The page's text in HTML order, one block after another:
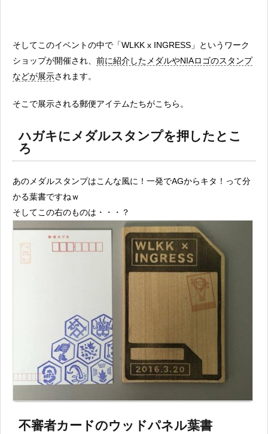
そしてこのイベントの中で「WLKK x INGRESS」というワーク
ショップが開催され、 前に紹介したメダルやNIAロゴのスタンプ
などが展示されます。
そこで展示される郵便アイテムたちがこちら。
ハガキにメダルスタンプを押したとこ
ろ
あのメダルスタンプはこんな風に！一発でAGからキタ！って分
かる葉書ですねｗ
そしてこの右のものは・・・？
不審者カードのウッドパネル葉書